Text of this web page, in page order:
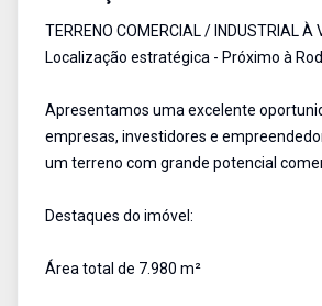
TERRENO COMERCIAL / INDUSTRIAL À
Localização estratégica - Próximo à
Apresentamos uma excelente
empresas, investidores e
um terreno com grande potencial
Destaques do imóvel:
Área total de 7.980 m²